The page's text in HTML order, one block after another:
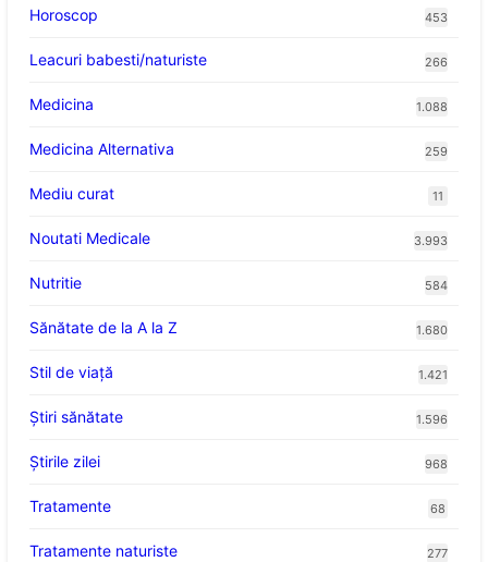
Horoscop 453
Leacuri babesti/naturiste 266
Medicina 1.088
Medicina Alternativa 259
Mediu curat 11
Noutati Medicale 3.993
Nutritie 584
Sănătate de la A la Z 1.680
Stil de viaţă 1.421
Ştiri sănătate 1.596
Știrile zilei 968
Tratamente 68
Tratamente naturiste 277